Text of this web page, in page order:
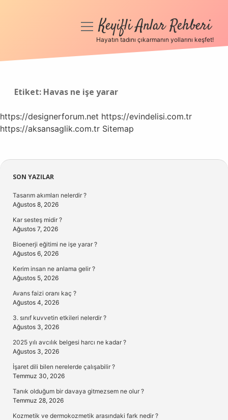
Anasayfa
Hakkımızda
menüyüKeyifli Anlar Rehberi
Hayatın tadını çıkarmanın yollarını keşfet!
Etiket: Havas ne işe yarar
https://designerforum.net https://evindelisi.com.tr
https://aksansaglik.com.tr Sitemap
Sidebar
SON YAZILAR
Tasarım akımları nelerdir ?
Ağustos 8, 2026
Kar sesteş midir ?
Ağustos 7, 2026
Bioenerji eğitimi ne işe yarar ?
Ağustos 6, 2026
Kerim insan ne anlama gelir ?
Ağustos 5, 2026
Avans faizi oranı kaç ?
Ağustos 4, 2026
3. sınıf kuvvetin etkileri nelerdir ?
Ağustos 3, 2026
2025 yılı avcılık belgesi harcı ne kadar ?
Ağustos 3, 2026
İşaret dili bilen nerelerde çalışabilir ?
Temmuz 30, 2026
Tanık olduğum bir davaya gitmezsem ne olur ?
Temmuz 28, 2026
Kozmetik ve dermokozmetik arasındaki fark nedir ?